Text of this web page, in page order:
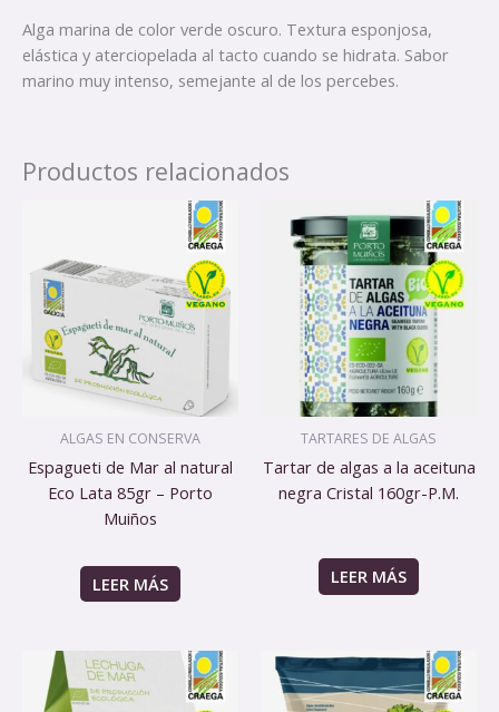
Alga marina de color verde oscuro. Textura esponjosa,
elástica y aterciopelada al tacto cuando se hidrata. Sabor
marino muy intenso, semejante al de los percebes.
Productos relacionados
ALGAS EN CONSERVA
Espagueti de Mar al natural
Eco Lata 85gr – Porto
Muiños
LEER MÁS
TARTARES DE ALGAS
Tartar de algas a la aceituna
negra Cristal 160gr-P.M.
LEER MÁS